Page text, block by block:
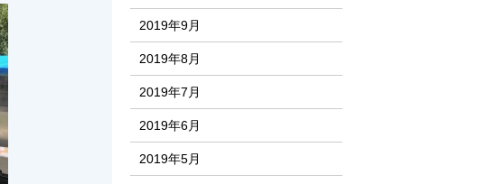
2019年9月
2019年8月
2019年7月
2019年6月
2019年5月